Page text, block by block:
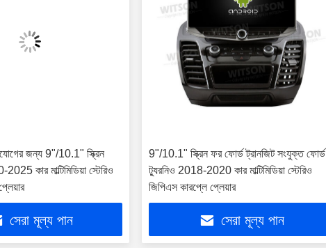
জন্য 9"/10.1" স্ক্রিন
কার মাল্টিমিডিয়া স্টেরিও
সেরা মূল্য পান
9"/10.1" স্ক্রিন ফর ফোর্ড ট্রানজিট সংযুক্ত ফোর্ড
ট্যুরনিও 2018-2020 কার মাল্টিমিডিয়া স্টেরিও
জিপিএস কারপ্লে প্লেয়ার
সেরা মূল্য পান